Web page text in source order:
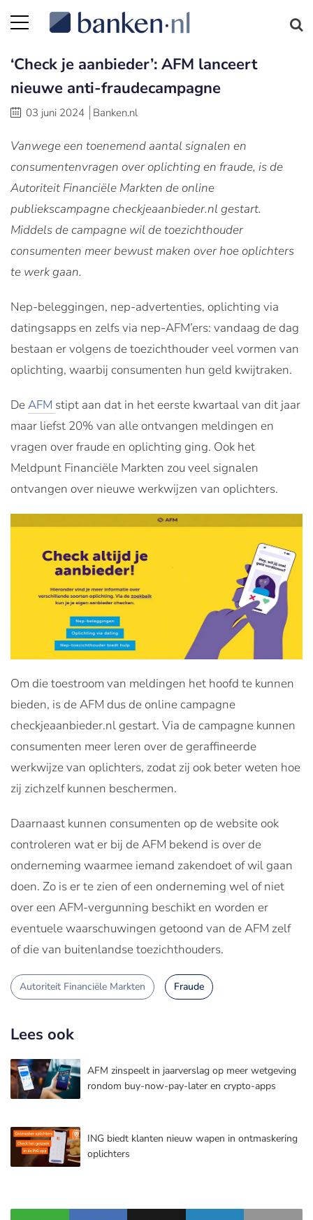
‘Check je aanbieder’: AFM lanceert
nieuwe anti-fraudecampagne
03 juni 2024 Banken.nl
Vanwege een toenemend aantal signalen en
consumentenvragen over oplichting en fraude, is de
Autoriteit Financiële Markten de online
publiekscampagne checkjeaanbieder.nl gestart.
Middels de campagne wil de toezichthouder
consumenten meer bewust maken over hoe oplichters
te werk gaan.
Nep-beleggingen, nep-advertenties, oplichting via
datingsapps en zelfs via nep-AFM’ers: vandaag de dag
bestaan er volgens de toezichthouder veel vormen van
oplichting, waarbij consumenten hun geld kwijtraken.
DeAFM stipt aan dat in het eerste kwartaal van dit jaar
maar liefst 20% van alle ontvangen meldingen en
vragen over fraude en oplichting ging. Ook het
Meldpunt Financiële Markten zou veel signalen
ontvangen over nieuwe werkwijzen van oplichters.
Om die toestroom van meldingen het hoofd te kunnen
bieden, is de AFM dus de online campagne
checkjeaanbieder.nl gestart. Via de campagne kunnen
consumenten meer leren over de geraffineerde
werkwijze van oplichters, zodat zij ook beter weten hoe
zij zichzelf kunnen beschermen.
Daarnaast kunnen consumenten op de website ook
controleren wat er bij de AFM bekend is over de
onderneming waarmee iemand zakendoet of wil gaan
doen. Zo is er te zien of een onderneming wel of niet
over een AFM-vergunning beschikt en worden er
eventuele waarschuwingen getoond van de AFM zelf
of die van buitenlandse toezichthouders.
Autoriteit Financiële Markten Fraude
Lees ook
AFM zinspeelt in jaarverslag op meer wetgeving
rondom buy-now-pay-later en crypto-apps
ING biedt klanten nieuw wapen in ontmaskering
oplichters